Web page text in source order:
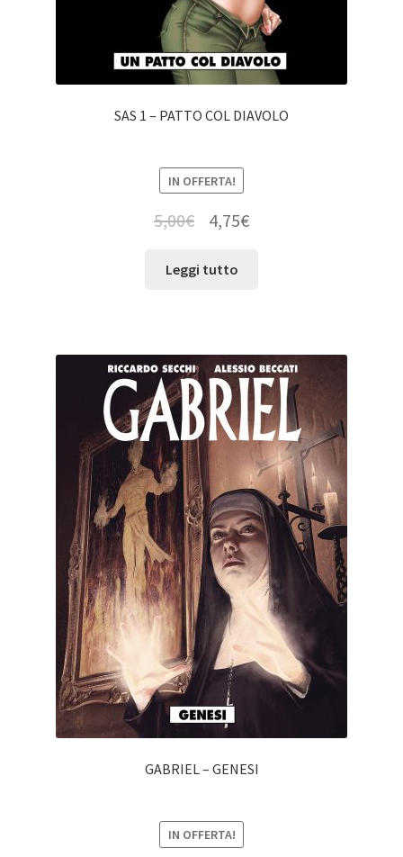
SAS 1 – PATTO COL DIAVOLO
IN OFFERTA!
5,00€ 4,75€
Leggi tutto
GABRIEL – GENESI
IN OFFERTA!